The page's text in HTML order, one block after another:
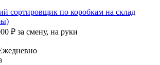
сортировщик по коробкам на склад
₽ за смену, на руки